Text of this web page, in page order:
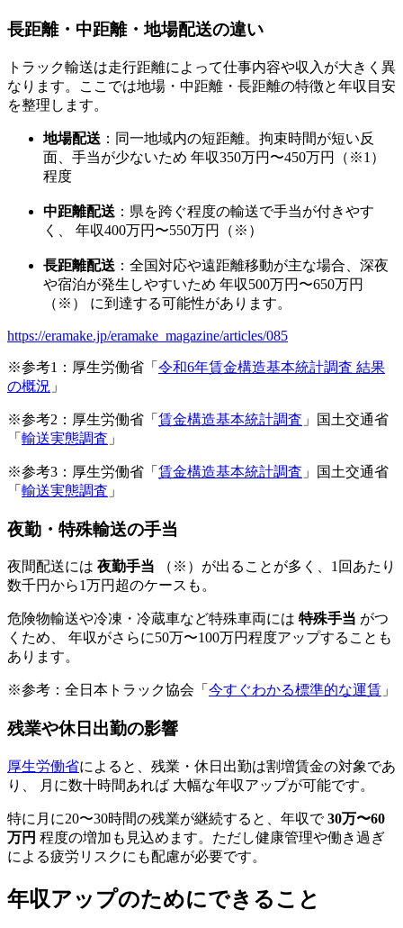
長距離・中距離・地場配送の違い
トラック輸送は走行距離によって仕事内容や収入が大きく異
なります。ここでは地場・中距離・長距離の特徴と年収目安
を整理します。
地場配送 ：同一地域内の短距離。拘束時間が短い反
面、手当が少ないため 年収350万円〜450万円（※1）
程度
中距離配送 ：県を跨ぐ程度の輸送で手当が付きやす
く、 年収400万円〜550万円（※）
長距離配送 ：全国対応や遠距離移動が主な場合、深夜
や宿泊が発生しやすいため 年収500万円〜650万円
（※） に到達する可能性があります。
https://eramake.jp/eramake_magazine/articles/085
※参考1：厚生労働省「 令和6年賃金構造基本統計調査 結果
の概況 」
※参考2：厚生労働省「 賃金構造基本統計調査 」国土交通省
「 輸送実態調査 」
※参考3：厚生労働省「 賃金構造基本統計調査 」国土交通省
「 輸送実態調査 」
夜勤・特殊輸送の手当
夜間配送には 夜勤手当 （※）が出ることが多く、1回あたり
数千円から1万円超のケースも。
危険物輸送や冷凍・冷蔵車など特殊車両には 特殊手当 がつ
くため、 年収がさらに50万〜100万円程度アップすることも
あります。
※参考：全日本トラック協会「 今すぐわかる標準的な運賃 」
残業や休日出勤の影響
厚生労働省によると、残業・休日出勤は割増賃金の対象であ
り、 月に数十時間あれば 大幅な年収アップが可能です。
特に月に20〜30時間の残業が継続すると、年収で30万〜60
万円 程度の増加も見込めます。ただし健康管理や働き過ぎ
による疲労リスクにも配慮が必要です。
年収アップのためにできること